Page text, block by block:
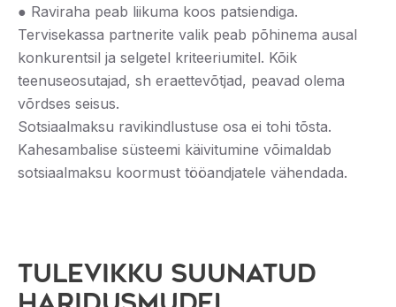
● Raviraha peab liikuma koos patsiendiga.
Tervisekassa partnerite valik peab põhinema ausal
konkurentsil ja selgetel kriteeriumitel. Kõik
teenuseosutajad, sh eraettevõtjad, peavad olema
võrdses seisus.
Sotsiaalmaksu ravikindlustuse osa ei tohi tõsta.
Kahesambalise süsteemi käivitumine võimaldab
sotsiaalmaksu koormust tööandjatele vähendada.
TULEVIKKU SUUNATUD